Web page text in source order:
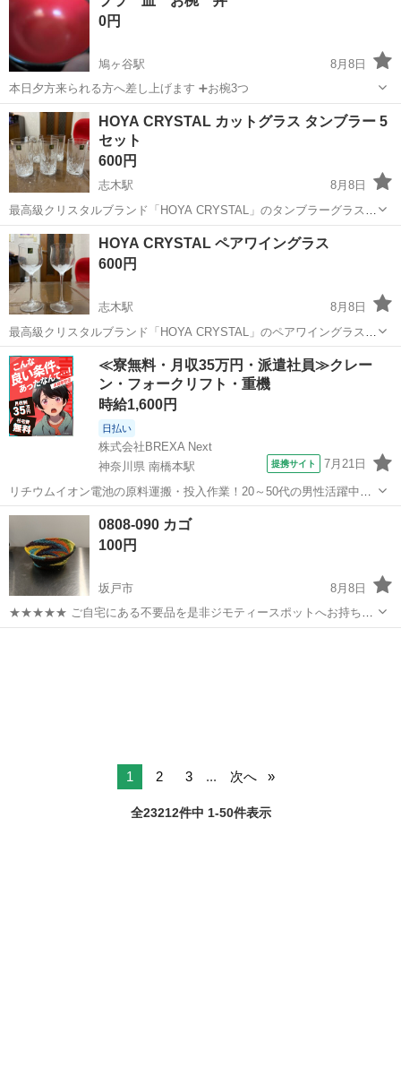
19cm・高さ3.4cm 【商品状態】 ・未使用品ですが、保管...
0円
鳩ヶ谷駅
8月8日
本日夕方来られる方へ差し上げます ➕️お椀3つ
埼玉 川口市 鳩ヶ谷駅 食器
HOYA CRYSTAL カットグラス タンブラー 5
セット
600円
志木駅
8月8日
最高級クリスタルブランド「HOYA CRYSTAL」のタンブラーグラス5
客セットです。 伝統的で繊細なカットが美しく施されており、クリス
タルガラス特有の透明感と輝き、手に持ったときの程よい重厚感が魅
力的なお品です。 現在は...
埼玉 志木市
HOYA CRYSTAL ペアワイングラス
600円
志木駅
8月8日
最高級クリスタルブランド「HOYA CRYSTAL」のペアワイングラスで
す。 グラスの底に立体的なお花のフロスト加工（すりガラス）が施さ
れており、上から覗き込むと大輪の花が咲いたように見える非常に美
しいデザインです。 現在...
埼玉 志木市 志木駅 食器
≪寮無料・月収35万円・派遣社員≫クレー
ン・フォークリフト・重機
時給1,600円
日払い
株式会社BREXA Next
神奈川県 南橋本駅
提携サイト 7月21日
リチウムイオン電池の原料運搬・投入作業！20～50代の男性活躍中★
ワンルーム寮完備！赴任旅費会社負担！年間休日130日★フォークリフ
ト免許お持ちの方、活躍中！就業先食堂利用可★《神奈川県相模原
市》 人気の工場のお仕事 ◇電...
神奈川 相模原市
0808-090 カゴ
100円
坂戸市
8月8日
★★★★★ ご自宅にある不要品を是非ジモティースポットへお持ち込
みしませんか？ 家電、趣味・スポーツ・レジャー用品、こども用品、
1 2 3 ... 次へ
全23212件中 1-50件表示